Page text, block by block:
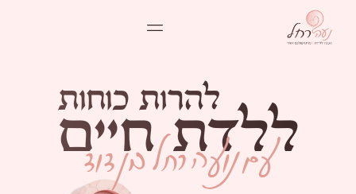
להרות כוחות ללדת חייםעם נועה רחל בן דוד